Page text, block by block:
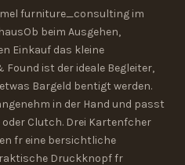
furniture_consulting im
beim Ausgehen,
Einkauf das kleine
ist der ideale Begleiter,
Bargeld bentigt werden.
in der Hand und passt
Clutch. Drei Kartenfcher
fr eine bersichtliche
Druckknopf fr